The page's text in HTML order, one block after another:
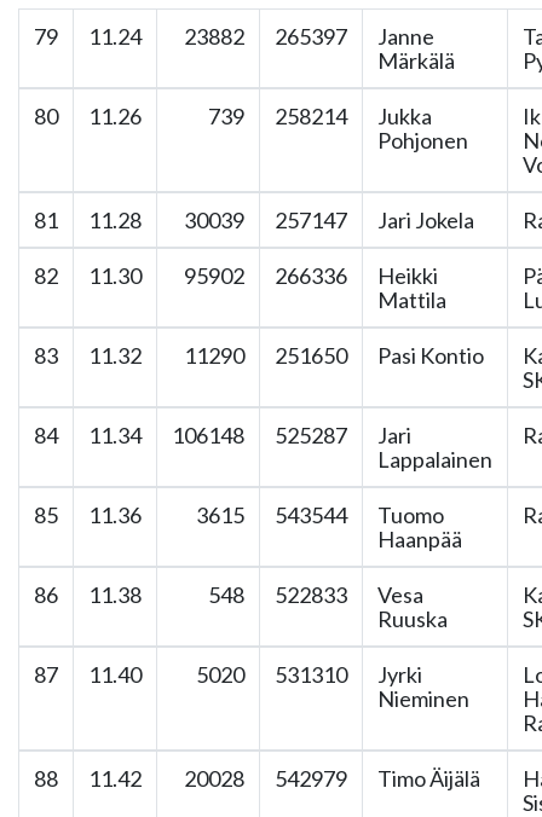
79 11.24 23882 265397
Janne
Märkälä
80 11.26 739 258214
Jukka
Pohjonen
81 11.28 30039 257147 Jari Jokela
82 11.30 95902 266336
Heikki
Mattila
83 11.32 11290 251650 Pasi Kontio
84 11.34 106148 525287
Jari
Lappalainen
85 11.36 3615 543544
Tuomo
Haanpää
86 11.38 548 522833
Vesa
Ruuska
87 11.40 5020 531310
Jyrki
Nieminen
88 11.42 20028 542979 Timo Äijälä